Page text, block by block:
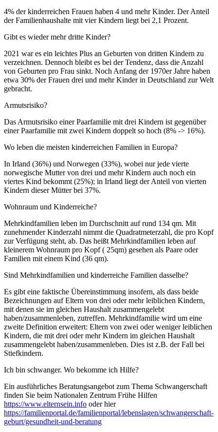
4% der kinderreichen Frauen haben 4 und mehr Kinder. Der Anteil
der Familienhaushalte mit vier Kindern liegt bei 2,1 Prozent.
Gibt es wieder mehr dritte Kinder?
2021 war es ein leichtes Plus an Geburten von dritten Kindern zu
verzeichnen. Dennoch bleibt es bei der Tendenz, dass die Anzahl
von Geburten pro Frau sinkt. Noch Anfang der 1970er Jahre haben
etwa 30% der Frauen drei und mehr Kinder in Deutschland zur Welt
gebracht.
Armutsrisiko?
Das Armutsrisiko einer Paarfamilie mit drei Kindern ist gegenüber
einer Paarfamilie mit zwei Kindern doppelt so hoch (8% -> 16%).
Wo leben die meisten kinderreichen Familien in Europa?
In Irland (36%) und Norwegen (33%), wobei nur jede vierte
norwegische Mutter von drei und mehr Kindern auch noch ein
viertes Kind bekommt (25%); in Irland liegt der Anteil von vierten
Kindern dieser Mütter bei 37%.
Wohnraum und Kinderreiche?
Mehrkindfamilien leben im Durchschnitt auf rund 134 qm. Mit
zunehmender Kinderzahl nimmt die Quadratmeterzahl, die pro Kopf
zur Verfügung steht, ab. Das heißt Mehrkindfamilien leben auf
kleinerem Wohnraum pro Kopf ( 25qm) gesehen als Paare oder
Familien mit einem Kind (36 qm).
Sind Mehrkindfamilien und kinderreiche Familien dasselbe?
Es gibt eine faktische Übereinstimmung insofern, als dass beide
Bezeichnungen auf Eltern von drei oder mehr leiblichen Kindern,
mit denen sie im gleichen Haushalt zusammengelebt
haben/zusammenleben, zutreffen. Mehrkindfamilie wird um eine
zweite Definition erweitert: Eltern von zwei oder weniger leiblichen
Kindern, die mit drei oder mehr Kindern im gleichen Haushalt
zusammengelebt haben/zusammenleben. Dies ist z.B. der Fall bei
Stiefkindern.
Ich bin schwanger. Wo bekomme ich Hilfe?
Ein ausführliches Beratungsangebot zum Thema Schwangerschaft
finden Sie beim Nationalen Zentrum Frühe Hilfen
https://www.elternsein.info oder hier
https://familienportal.de/familienportal/lebenslagen/schwangerschaft-
geburt/gesundheit-und-beratung